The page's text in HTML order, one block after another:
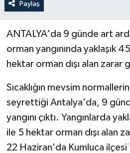
Paylaş
ANTALYA'da 9 günde art
orman yangınında yaklaşık
hektar orman dışı alan zarar
Sıcaklığın mevsim
seyrettiği Antalya'da, 9
yangını çıktı. Yangınlarda
ile 5 hektar orman dışı alan
22 Haziran'da Kumluca ilçesi
Siyaset
Sosyal medya
Spor
Teknoloji